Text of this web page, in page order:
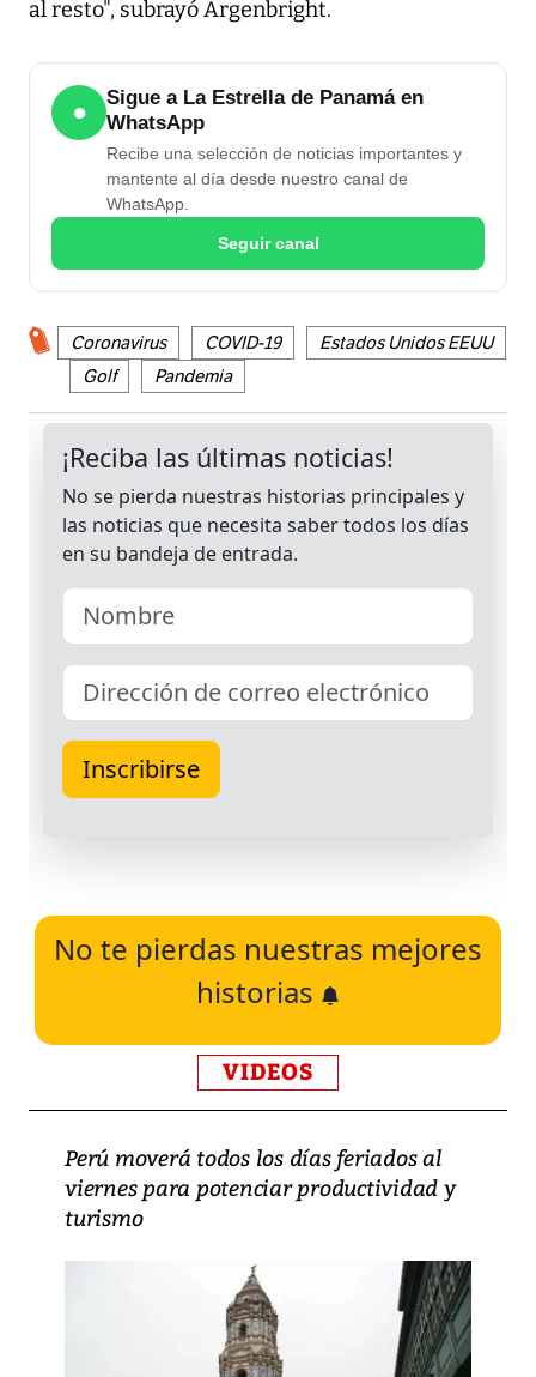
al resto", subrayó Argenbright.
●
Sigue a La Estrella de Panamá en
WhatsApp
Recibe una selección de noticias importantes y
mantente al día desde nuestro canal de
WhatsApp.
Seguir canal
Coronavirus COVID-19
Estados Unidos EEUU
Golf
Pandemia
No te pierdas nuestras mejores
historias
VIDEOS
Perú moverá todos los días feriados al
viernes para potenciar productividad y
turismo